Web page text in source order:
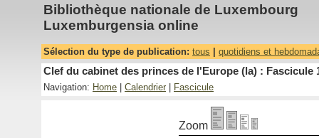
Bibliothèque nationale de Luxembourg
Luxemburgensia online
Sélection du type de publication: tous quotidiens et
Clef du cabinet des princes de l'Europe (la) : Fascicule
Navigation: Home Calendrier Fascicule
Zoom